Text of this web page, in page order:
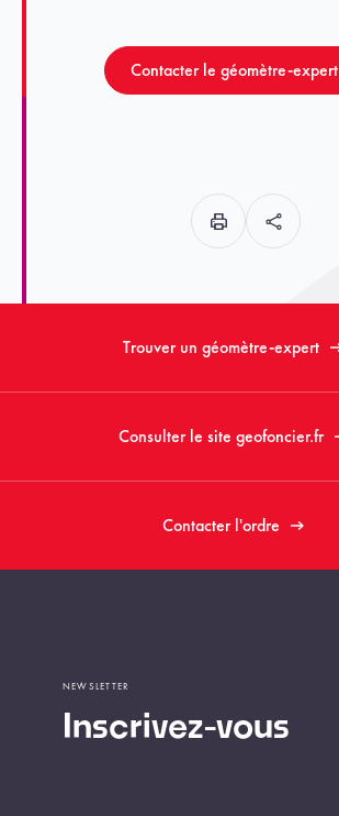
Contacter le géomètre-expert
Trouver un géomètre-expert
Consulter le site geofoncier.fr
Contacter l'ordre
Inscrivez-vous
NEWSLETTER